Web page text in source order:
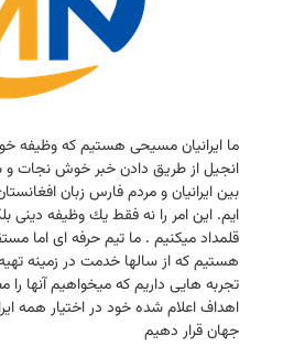
ما ایرانیان مسیحی هستیم كه وظیفه
انجیل از طریق دادن خبر خوش نجات
بین ایرانیان و مردم فارس زبان
ایم. این امر را نه فقط یك وظیفه دینی
قلمداد میكنیم . ما تیم حرفه ای اما
هستیم كه از سالها خدمت در زمینه
تجربه هایی داریم كه میخواهیم آنها را
اهداف اعلام شده خود در اختیار همه
جهان قرار دهیم